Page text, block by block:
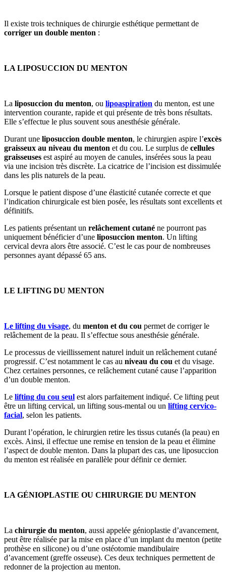
Il existe trois techniques de chirurgie esthétique permettant de
corriger un double menton :
LA LIPOSUCCION DU MENTON
La liposuccion du menton, ou lipoaspiration du menton, est une
intervention courante, rapide et qui présente de très bons résultats.
Elle s’effectue le plus souvent sous anesthésie générale.
Durant une liposuccion double menton, le chirurgien aspire l’excès
graisseux au niveau du menton et du cou. Le surplus de cellules
graisseuses est aspiré au moyen de canules, insérées sous la peau
via une incision très discrète. La cicatrice de l’incision est dissimulée
dans les plis naturels de la peau.
Lorsque le patient dispose d’une élasticité cutanée correcte et que
l’indication chirurgicale est bien posée, les résultats sont excellents et
définitifs.
Les patients présentant un relâchement cutané ne pourront pas
uniquement bénéficier d’une liposuccion menton. Un lifting
cervical devra alors être associé. C’est le cas pour de nombreuses
personnes ayant dépassé 65 ans.
LE LIFTING DU MENTON
Le lifting du visage, du menton et du cou permet de corriger le
relâchement de la peau. Il s’effectue sous anesthésie générale.
Le processus de vieillissement naturel induit un relâchement cutané
progressif. C’est notamment le cas au niveau du cou et du visage.
Chez certaines personnes, ce relâchement cutané cause l’apparition
d’un double menton.
Le lifting du cou seul est alors parfaitement indiqué. Ce lifting peut
être un lifting cervical, un lifting sous-mental ou un lifting cervico-
facial, selon les patients.
Durant l’opération, le chirurgien retire les tissus cutanés (la peau) en
excès. Ainsi, il effectue une remise en tension de la peau et élimine
l’aspect de double menton. Dans la plupart des cas, une liposuccion
du menton est réalisée en parallèle pour définir ce dernier.
LA GÉNIOPLASTIE OU CHIRURGIE DU MENTON
La chirurgie du menton, aussi appelée génioplastie d’avancement,
peut être réalisée par la mise en place d’un implant du menton (petite
prothèse en silicone) ou d’une ostéotomie mandibulaire
d’avancement (greffe osseuse). Ces deux techniques permettent de
redonner de la projection au menton.